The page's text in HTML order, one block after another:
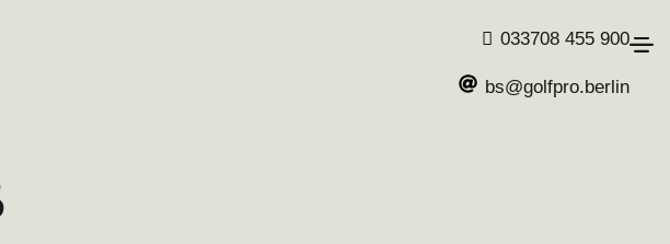
033708 455 900
bs@golfpro.berlin